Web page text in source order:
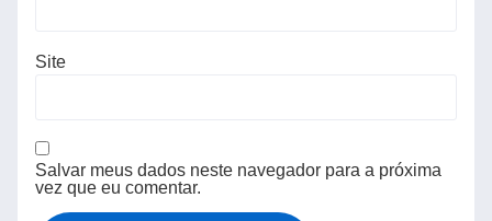
Site
Salvar meus dados neste navegador para a próxima
vez que eu comentar.